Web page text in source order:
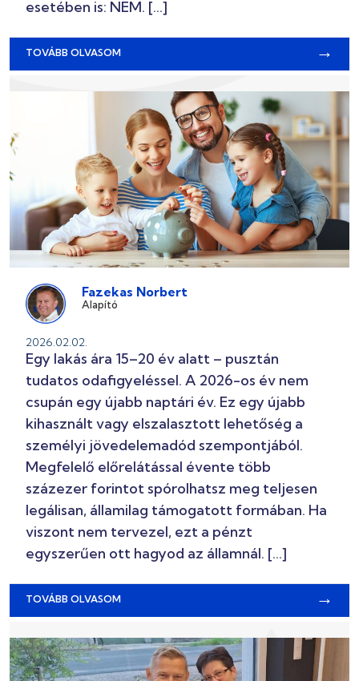
esetében is: NEM. […]
TOVÁBB OLVASOM →
Fazekas Norbert
Alapító
2026.02.02.
Egy lakás ára 15–20 év alatt – pusztán
tudatos odafigyeléssel. A 2026-os év nem
csupán egy újabb naptári év. Ez egy újabb
kihasznált vagy elszalasztott lehetőség a
személyi jövedelemadód szempontjából.
Megfelelő előrelátással évente több
százezer forintot spórolhatsz meg teljesen
legálisan, államilag támogatott formában. Ha
viszont nem tervezel, ezt a pénzt
egyszerűen ott hagyod az államnál. […]
TOVÁBB OLVASOM →